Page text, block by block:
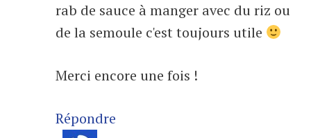
rab de sauce à manger avec du riz ou
de la semoule c'est toujours utile
Merci encore une fois !
Répondre